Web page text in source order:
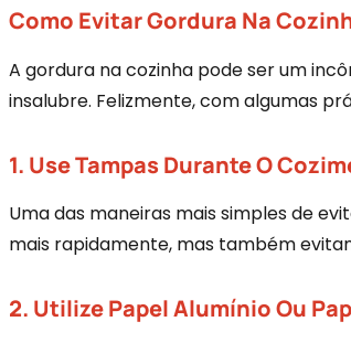
Como Evitar Gordura Na
A gordura na cozinha pode ser um
insalubre. Felizmente, com algumas
1. Use Tampas Durante O
Uma das maneiras mais simples de
mais rapidamente, mas também
2. Utilize Papel Alumínio Ou